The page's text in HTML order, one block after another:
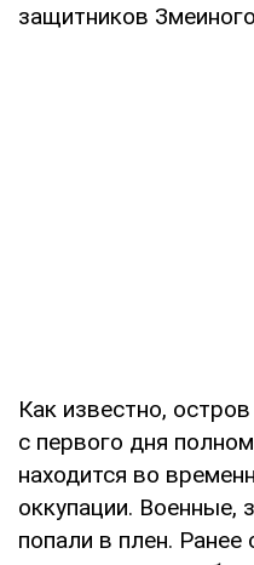
защитников
Как известно,
с первого дня
находится во
оккупации.
попали в плен.